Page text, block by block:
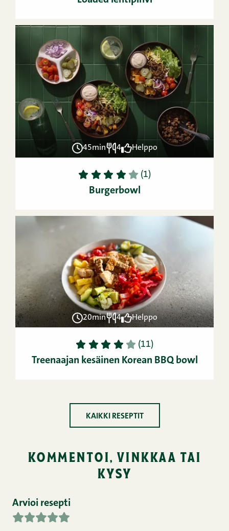
45min 4 Helppo
1 2 3 4 5 (1)
Burgerbowl
20min 4 Helppo
1 2 3 4 5 (11)
Treenaajan kesäinen Korean BBQ bowl
KAIKKI RESEPTIT
kommentoi, vinkkaa tai
kysy
Arvioi resepti